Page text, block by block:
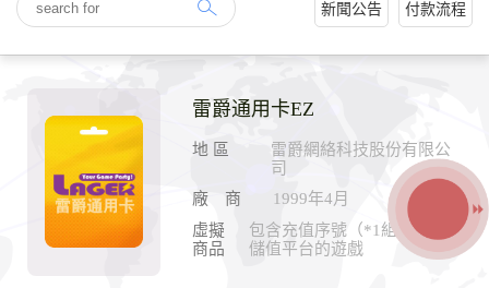
新聞公告 付款流程
雷爵通用卡EZ
地 區
雷爵網絡科技股份有限公
司
廠 商
1999年4月
虛擬
商品
包含充值序號（*1組）,用於
儲值平台的遊戲